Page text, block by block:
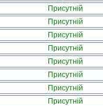
Присутній
Присутній
Присутній
Присутній
Присутній
Присутній
Присутній
Присутній